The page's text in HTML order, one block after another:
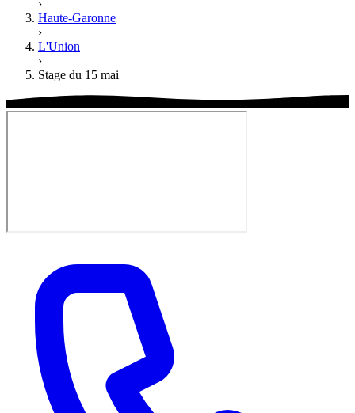
›
Haute-Garonne
›
L'Union
›
Stage du 15 mai